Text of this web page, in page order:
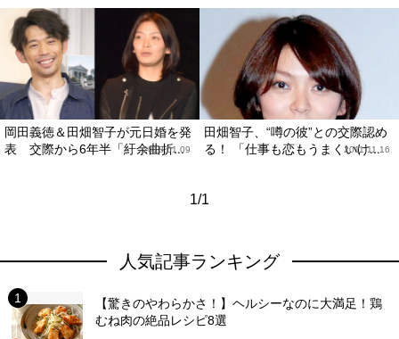
岡田義徳＆田畑智子が元日婚を発
表 交際から6年半「紆余曲折...
2018.01.09
田畑智子、“噂の彼”との交際認め
る！ 「仕事も恋もうまくいけ...
2011.11.16
1/1
人気記事ランキング
【驚きのやわらかさ！】ヘルシーなのに大満足！鶏
むね肉の絶品レシピ8選